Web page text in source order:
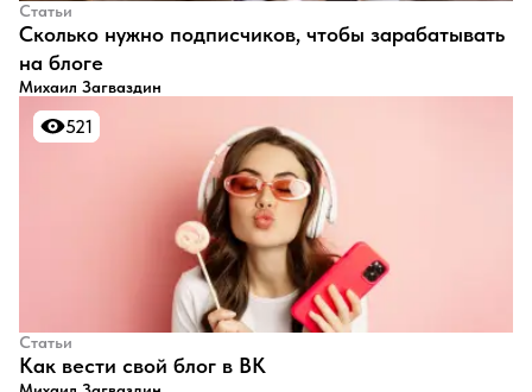
Статьи
​Сколько нужно подписчиков, чтобы зарабатывать
на блоге
Михаил Загваздин
521
521
Статьи
​Как вести свой блог в ВК